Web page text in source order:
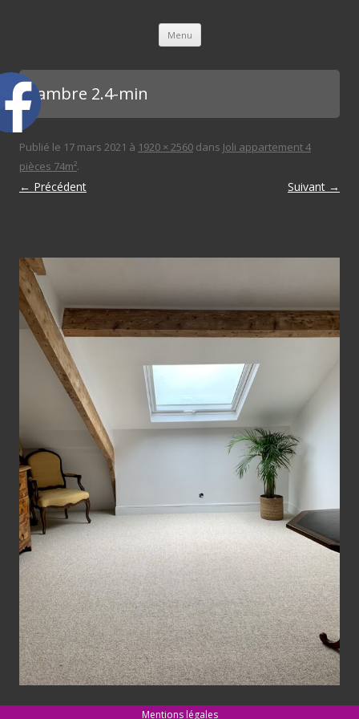
Menu Aller au contenu principal
chambre 2.4-min
Publié le 17 mars 2021 à 1920 × 2560 dans Joli appartement 4
pièces 74m².
← Précédent Suivant →
Mentions légales